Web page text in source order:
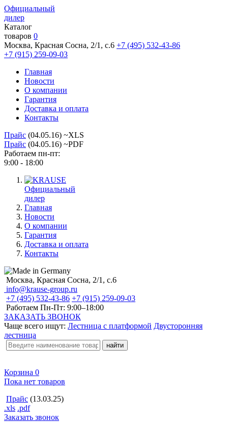
Официальный
дилер
Каталог
товаров 0
Москва, Красная Сосна, 2/1, с.6 +7 (495) 532-43-86
+7 (915) 259-09-03
Главная
Новости
О компании
Гарантия
Доставка и оплата
Контакты
Прайс (04.05.16) ~XLS
Прайс (04.05.16) ~PDF
Работаем пн-пт:
9:00 - 18:00
Официальный
дилер
Главная
Новости
О компании
Гарантия
Доставка и оплата
Контакты
Москва, Красная Сосна, 2/1, с.6
info@krause-group.ru
+7 (495) 532-43-86 +7 (915) 259-09-03
Работаем Пн-Пт: 9:00–18:00
ЗАКАЗАТЬ ЗВОНОК
Чаще всего ищут: Лестница с платформой Двусторонняя
лестница
Корзина 0
Пока нет товаров
Прайс (13.03.25)
.xls .pdf
Заказать звонок